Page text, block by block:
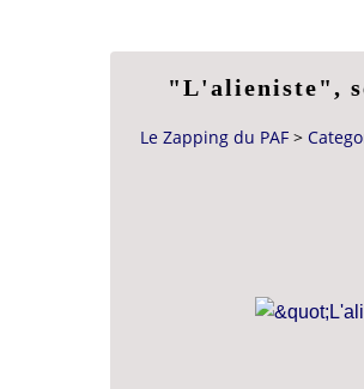
"L'alieniste",
Le Zapping du PAF >